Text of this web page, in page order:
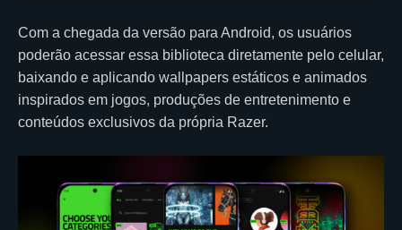
Com a chegada da versão para Android, os usuários
poderão acessar essa biblioteca diretamente pelo celular,
baixando e aplicando wallpapers estáticos e animados
inspirados em jogos, produções de entretenimento e
conteúdos exclusivos da própria Razer.